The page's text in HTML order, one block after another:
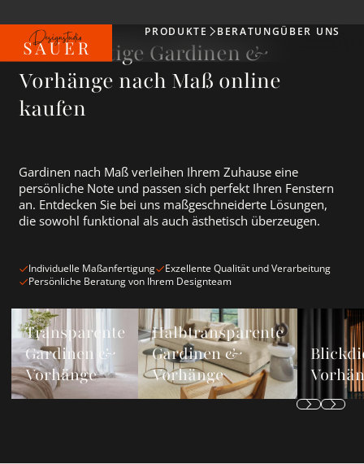
Produkte
PRODUKTE BERATUNGÜBER UNS
Hochwertige Gardinen &
Vorhänge nach Maß online
kaufen
Gardinen nach Maß verleihen Ihrem Zuhause eine
persönliche Note und passen sich perfekt Ihren Fenstern
an. Entdecken Sie bei uns maßgeschneiderte Lösungen,
die sowohl funktional als auch ästhetisch überzeugen.
Individuelle Maßanfertigung
Exzellente Qualität und Verarbeitung
Persönliche Beratung von Ihrem Designteam
Transparente Gardinen &amp; Vorhänge ansehen
Transparente
Gardinen &
Vorhänge
Halbtransparente Gardinen &amp;
Halbtransparente
Gardinen &
Vorhänge